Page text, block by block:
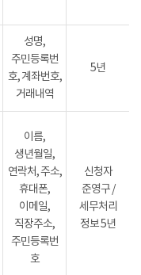
성명,
주민등록번
호, 계좌번호,
거래내역
5년
이름,
생년월일,
연락처, 주소,
휴대폰,
이메일,
직장주소,
주민등록번
호
신청자
준영구 /
세무처리
정보 5년